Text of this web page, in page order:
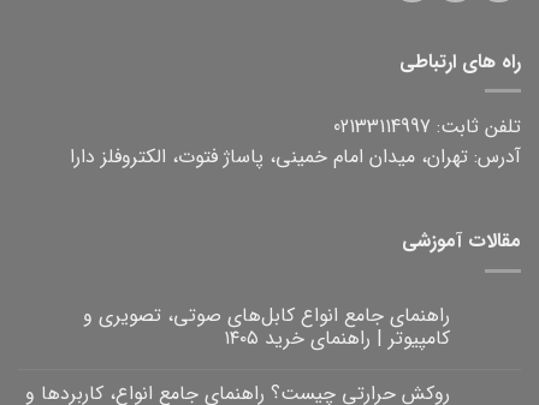
راه های ارتباطی
تلفن ثابت: 02133114997
آدرس: تهران، میدان امام خمینی، پاساژ فتوت، الکتروفلز دارا
مقالات آموزشی
راهنمای جامع انواع کابل‌های صوتی، تصویری و
کامپیوتر | راهنمای خرید ۱۴۰۵
برای
ثبت
روکش حرارتی چیست؟ راهنمای جامع انواع، کاربردها و